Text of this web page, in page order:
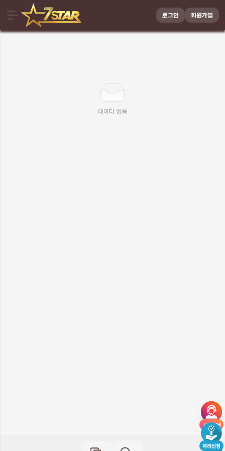
고객센터
처리신청
로그인 회원가입
데이터 없음